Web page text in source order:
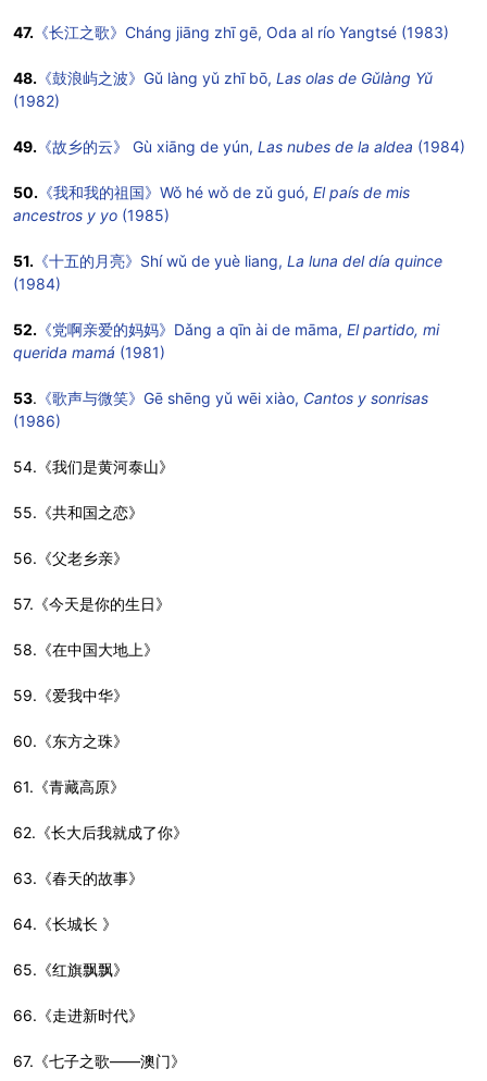
47. 《长江之歌》Cháng jiāng zhī gē, Oda al río Yangtsé (1983)
48. 《鼓浪屿之波》Gǔ làng yǔ zhī bō, Las olas de Gǔlàng Yǔ
(1982)
49. 《故乡的云》 Gù xiāng de yún, Las nubes de la aldea (1984)
50. 《我和我的祖国》Wǒ hé wǒ de zǔ guó, El país de mis
ancestros y yo (1985)
51. 《十五的月亮》Shí wǔ de yuè liang, La luna del día quince
(1984)
52. 《党啊亲爱的妈妈》Dǎng a qīn ài de māma, El partido, mi
querida mamá (1981)
53. 《歌声与微笑》Gē shēng yǔ wēi xiào, Cantos y sonrisas
(1986)
54.《我们是黄河泰山》
55.《共和国之恋》
56.《父老乡亲》
57.《今天是你的生日》
58.《在中国大地上》
59.《爱我中华》
60.《东方之珠》
61.《青藏高原》
62.《长大后我就成了你》
63.《春天的故事》
64.《长城长 》
65.《红旗飘飘》
66.《走进新时代》
67.《七子之歌——澳门》